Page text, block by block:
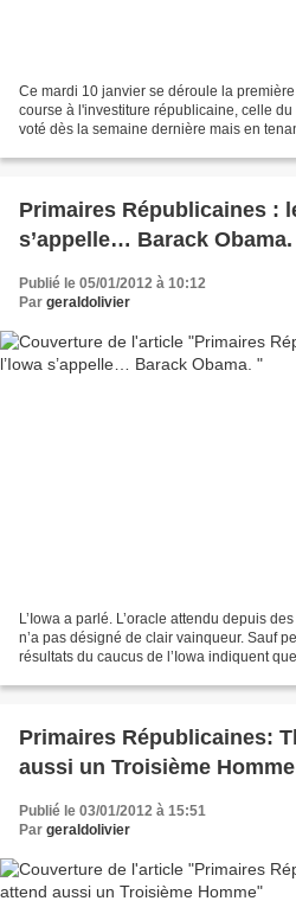
Ce mardi 10 janvier se déroule la
course à l'investiture républicaine, celle du
voté dès la semaine dernière mais en
Primaires Républicaines :
s’appelle… Barack Obama.
Publié le 05/01/2012 à 10:12
Par geraldolivier
L’Iowa a parlé. L’oracle attendu depuis
n’a pas désigné de clair vainqueur. Sauf
résultats du caucus de l’Iowa indiquent
Primaires Républicaines:
aussi un Troisième Homme
Publié le 03/01/2012 à 15:51
Par geraldolivier